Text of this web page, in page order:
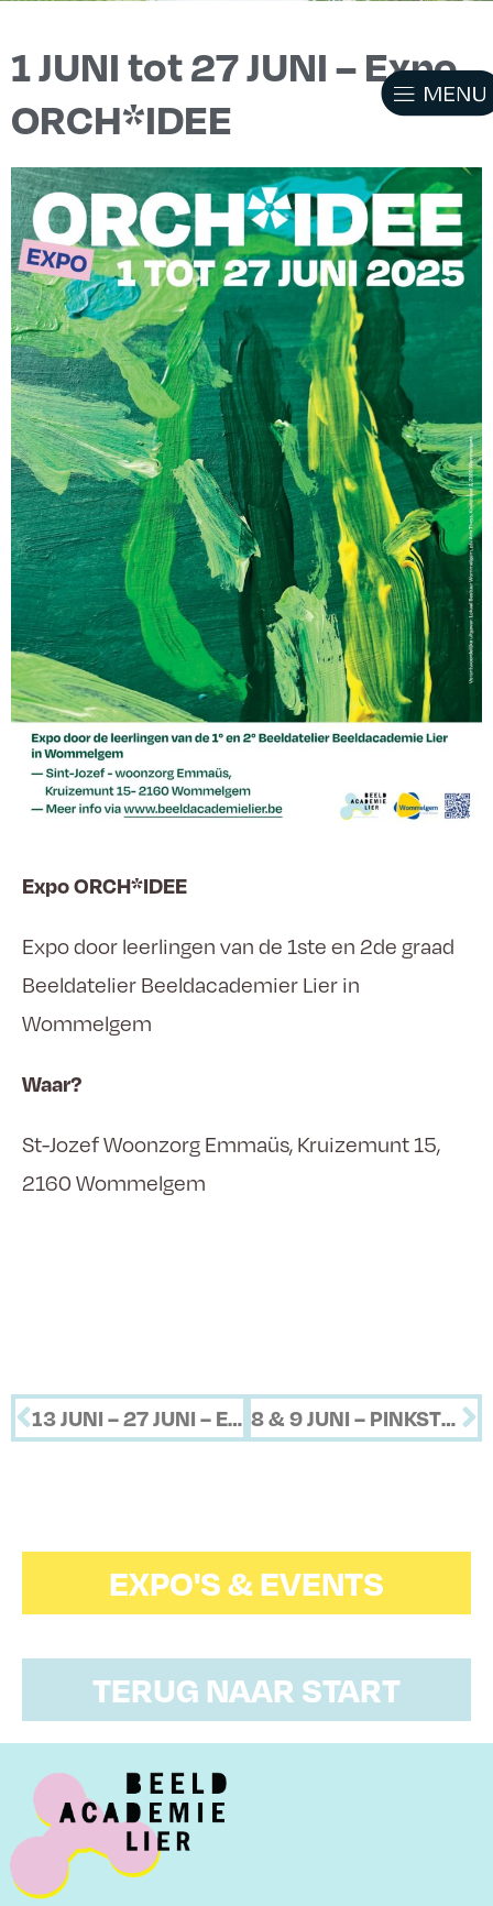
1 JUNI tot 27 JUNI – Expo
ORCH*IDEE
Expo ORCH*IDEE
Expo door leerlingen van de 1ste en 2de graad
Beeldatelier Beeldacademier Lier in
Wommelgem
Waar?
St-Jozef Woonzorg Emmaüs, Kruizemunt 15,
2160 Wommelgem
13 JUNI – 27 JUNI – Expo Brandelier 8 & 9 JUNI – PINKSTEREN & PINKSTERMAANDAG
EXPO'S & EVENTS
TERUG NAAR START